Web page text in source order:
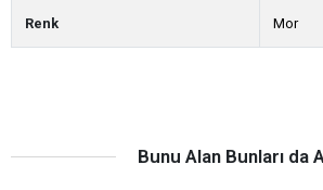
Renk Mor
Bunu Alan Bunları da